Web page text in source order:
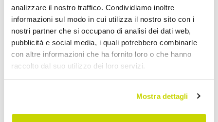
analizzare il nostro traffico. Condividiamo inoltre
informazioni sul modo in cui utilizza il nostro sito con i
nostri partner che si occupano di analisi dei dati web,
pubblicità e social media, i quali potrebbero combinarle
con altre informazioni che ha fornito loro o che hanno
raccolto dal suo utilizzo dei loro servizi.
Mostra dettagli